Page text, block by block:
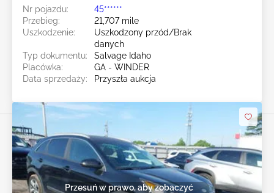
Nr pojazdu:
45******
Przebieg:
21,707 mile
Uszkodzenie:
Uszkodzony przód/Brak
danych
Typ dokumentu:
Salvage Idaho
Placówka:
GA - WINDER
Data sprzedaży:
Przyszła aukcja
Przesuń w prawo, aby zobaczyć